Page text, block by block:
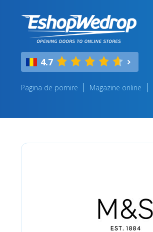
4.7
Pagina de pornire Magazine online